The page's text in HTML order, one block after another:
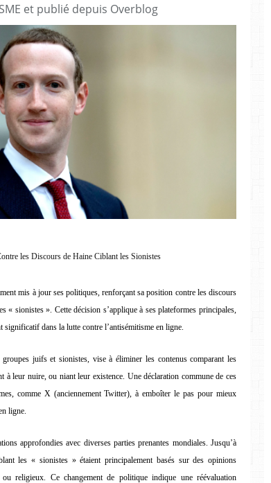
et publié depuis Overblog
les Discours de Haine Ciblant les Sionistes
mis à jour ses politiques, renforçant sa position contre les discours
« sionistes ». Cette décision s’applique à ses plateformes principales,
significatif dans la lutte contre l’antisémitisme en ligne.
juifs et sionistes, vise à éliminer les contenus comparant les
à leur nuire, ou niant leur existence. Une déclaration commune de ces
comme X (anciennement Twitter), à emboîter le pas pour mieux
ligne.
approfondies avec diverses parties prenantes mondiales. Jusqu’à
les « sionistes » étaient principalement basés sur des opinions
religieux. Ce changement de politique indique une réévaluation